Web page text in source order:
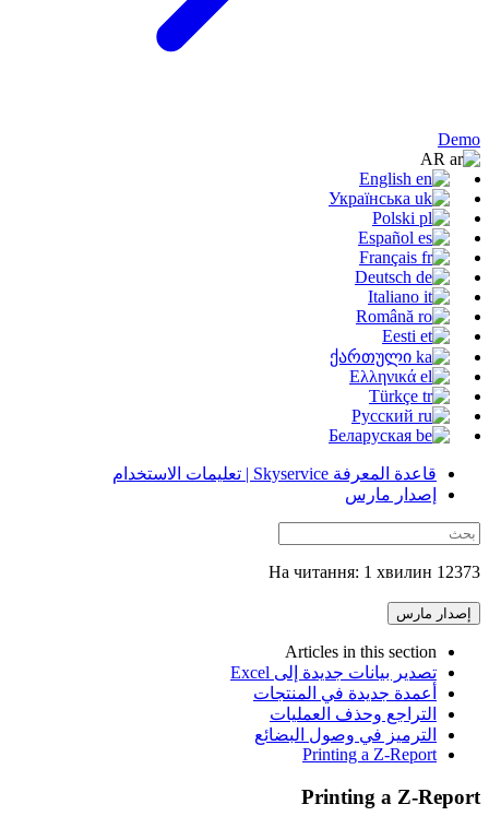
Demo
English
Українська
Polski
Español
Français
Deutsch
Italiano
Română
Eesti
ქართული
Ελληνικά
Türkçe
Русский
Беларуская
قاعدة المعرفة Skyservice | تعليمات الاستخدام
إصدار مارس
12373 На читання: 1 хвилин
إصدار مارس
Articles in this section
تصدير بيانات جديدة إلى Excel
أعمدة جديدة في المنتجات
التراجع وحذف العمليات
الترميز في وصول البضائع
Printing a Z-Report
Printing a Z-Report